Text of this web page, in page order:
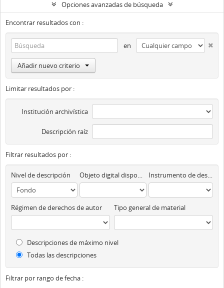
Opciones avanzadas de búsqueda
Encontrar resultados con :
en
Añadir nuevo criterio
Limitar resultados por :
Institución archivística
Descripción raíz
Filtrar resultados por :
Nivel de descripción Objeto digital disponibles Instrumento de descripción
Régimen de derechos de autor Tipo general de material
Descripciones de máximo nivel
Todas las descripciones
Filtrar por rango de fecha :